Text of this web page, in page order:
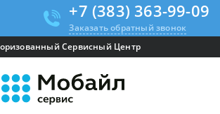
+7 (383) 363-99-09
Заказать обратный звонок
Сервисный Центр